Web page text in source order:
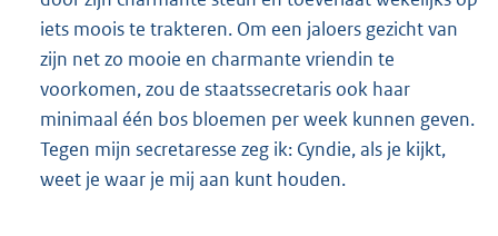
iets moois te trakteren. Om een jaloers gezicht van
zijn net zo mooie en charmante vriendin te
voorkomen, zou de staatssecretaris ook haar
minimaal één bos bloemen per week kunnen geven.
Tegen mijn secretaresse zeg ik: Cyndie, als je kijkt,
weet je waar je mij aan kunt houden.